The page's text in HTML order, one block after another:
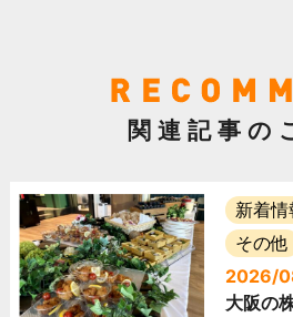
関連記事の
新着情
その他
2026/
大阪の